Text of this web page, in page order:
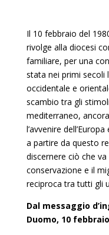
Il 10 febbraio del
rivolge alla diocesi
familiare, per una
stata nei primi secoli
occidentale e
scambio tra gli
mediterraneo,
l’avvenire
a partire da questo
discernere ciò che
conservazione e il
reciproca tra tutti gli
Dal messaggio
Duomo, 10